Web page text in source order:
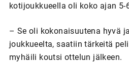
kotijoukkueella oli koko ajan 5-
– Se oli kokonaisuutena hyvä
joukkueelta, saatiin tärkeitä
myhäili koutsi ottelun jälkeen.